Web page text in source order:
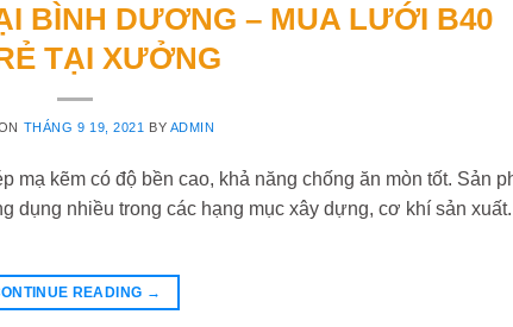
BÌNH DƯƠNG – MUA LƯỚI B40
TẠI XƯỞNG
THÁNG 9 19, 2021 BY ADMIN
mạ kẽm có độ bền cao, khả năng chống ăn mòn tốt. Sản
dụng nhiều trong các hạng mục xây dựng, cơ khí sản
READING →